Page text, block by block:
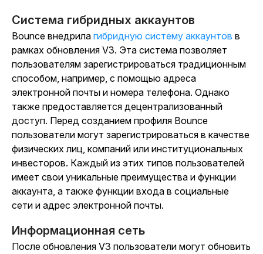
Система гибридных аккаунтов
Bounce внедрила гибридную систему аккаунтов в
рамках обновления V3. Эта система позволяет
пользователям зарегистрироваться традиционным
способом, например, с помощью адреса
электронной почты и номера телефона. Однако
также предоставляется децентрализованный
доступ. Перед созданием профиля Bounce
пользователи могут зарегистрироваться в качестве
физических лиц, компаний или институциональных
инвесторов. Каждый из этих типов пользователей
имеет свои уникальные преимущества и функции
аккаунта, а также функции входа в социальные
сети и адрес электронной почты.
Информационная сеть
После обновления V3 пользователи могут обновить